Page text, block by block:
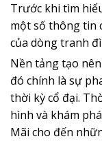
Trước khi tìm
một số thông tin
của dòng tranh
Nền tảng tạo
đó chính là sự
thời kỳ cổ đại.
hình và khám
Mãi cho đến